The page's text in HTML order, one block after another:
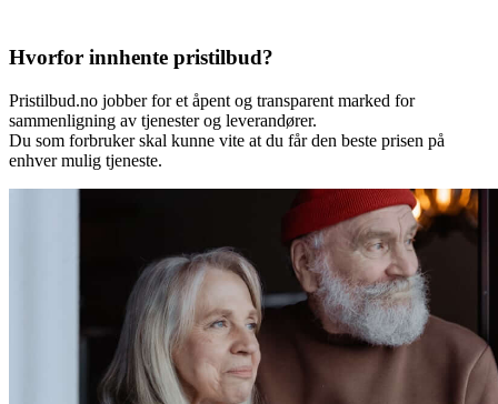
Hvorfor innhente pristilbud?
Pristilbud.no jobber for et åpent og transparent marked for
sammenligning av tjenester og leverandører.
Du som forbruker skal kunne vite at du får den beste prisen på
enhver mulig tjeneste.